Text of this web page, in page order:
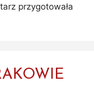
przygotowała